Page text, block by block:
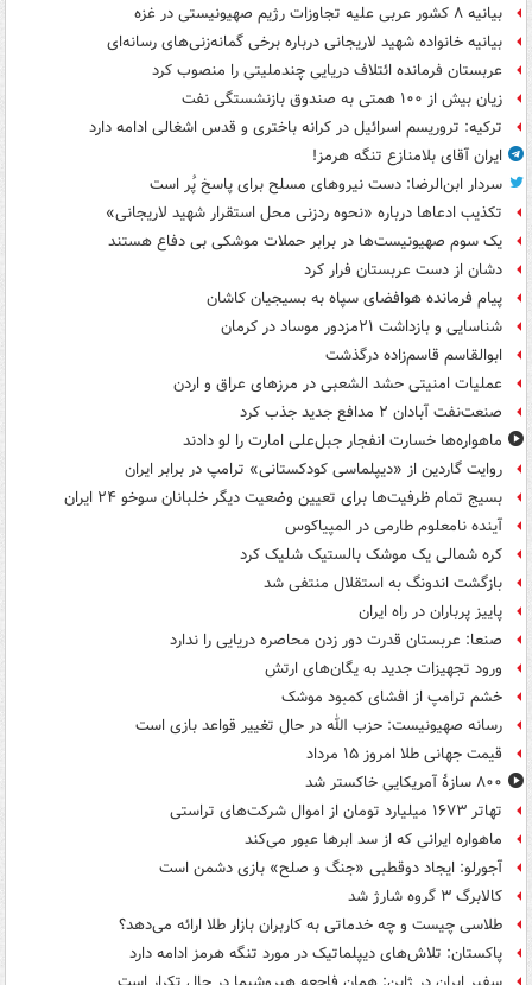
بیانیه ۸ کشور عربی علیه تجاوزات رژیم صهیونیستی در غزه
بیانیه خانواده شهید لاریجانی درباره برخی گمانه‌زنی‌های رسانه‌ای
عربستان فرمانده ائتلاف دریایی چندملیتی را منصوب کرد
زیان بیش از ۱۰۰ همتی به صندوق‌ بازنشستگی نفت
ترکیه: تروریسم اسرائیل در کرانه باختری و قدس اشغالی ادامه دارد
ایران آقای بلامنازع تنگه هرمز!
سردار ابن‌الرضا: دست نیروهای مسلح برای پاسخ پُر است
تکذیب ادعاها درباره «نحوه ردزنی محل استقرار شهید لاریجانی»
یک‌ سوم صهیونیست‌ها در برابر حملات موشکی بی دفاع هستند
دشان از دست عربستان فرار کرد
پیام فرمانده هوافضای سپاه به بسیجیان کاشان
شناسایی و بازداشت ۲۱مزدور موساد در کرمان
ابوالقاسم قاسم‌زاده درگذشت
عملیات امنیتی حشد الشعبی در مرزهای عراق و اردن
صنعت‌نفت آبادان ۲ مدافع جدید جذب کرد
ماهواره‌ها خسارت انفجار جبل‌علی امارت را لو دادند
روایت گاردین از «دیپلماسی کودکستانی» ترامپ در برابر ایران
بسیج تمام ظرفیت‌ها برای تعیین وضعیت دیگر خلبانان سوخو ۲۴ ایران
آینده نامعلوم طارمی در المپیاکوس
کره شمالی یک موشک بالستیک شلیک کرد
بازگشت اندونگ به استقلال منتفی شد
پاییز پرباران در راه ایران
صنعا: عربستان قدرت دور زدن محاصره دریایی را ندارد
ورود تجهیزات جدید به یگان‌های ارتش
خشم ترامپ از افشای کمبود موشک
رسانه صهیونیست: حزب الله در حال تغییر قواعد بازی است
قیمت جهانی طلا امروز ۱۵ مرداد
۸۰۰ سازۀ آمریکایی خاکستر شد
تهاتر ۱۶۷۳ میلیارد تومان از اموال شرکت‌های تراستی
ماهواره ایرانی که از سد ابرها عبور می‌کند
آجورلو: ایجاد دوقطبی «جنگ و صلح‌» بازی دشمن است
کالابرگ ۳ گروه شارژ شد
طلاسی چیست و چه خدماتی به کاربران بازار طلا ارائه می‌دهد؟
پاکستان: تلاش‌های دیپلماتیک در مورد تنگه هرمز ادامه دارد